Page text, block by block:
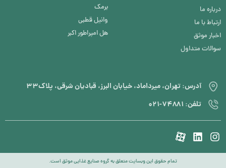
درباره ما
ارتباط با ما
اخبار موثق
سوالات متداول
برمک
وانیل قطبی
هل امپراطور اکبر
آدرس: تهران، میرداماد، خیابان البرز، قبادیان شرقی، پلاک۳۳
تلفن: ۷۴۸۸۱-۰۲۱
تمام حقوق این وبسایت متعلق به گروه صنایع غذایی موثق است.